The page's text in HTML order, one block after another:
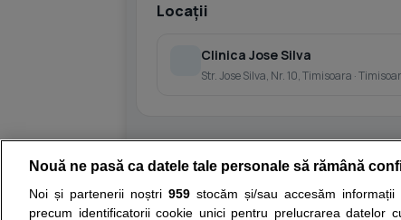
Locații
Clinica Jose Silva
Str. Jose Silva, Nr. 10, Timisoara ·
Resurse: Autoevaluare simptome
Nouă ne pasă ca datele tale personale să rămână
Noi și partenerii noștri 959stocăm și/sau accesăm informații
precum identificatorii cookie unici pentru prelucrarea datelor